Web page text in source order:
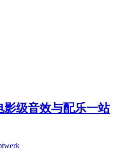
影级音效与配乐一站